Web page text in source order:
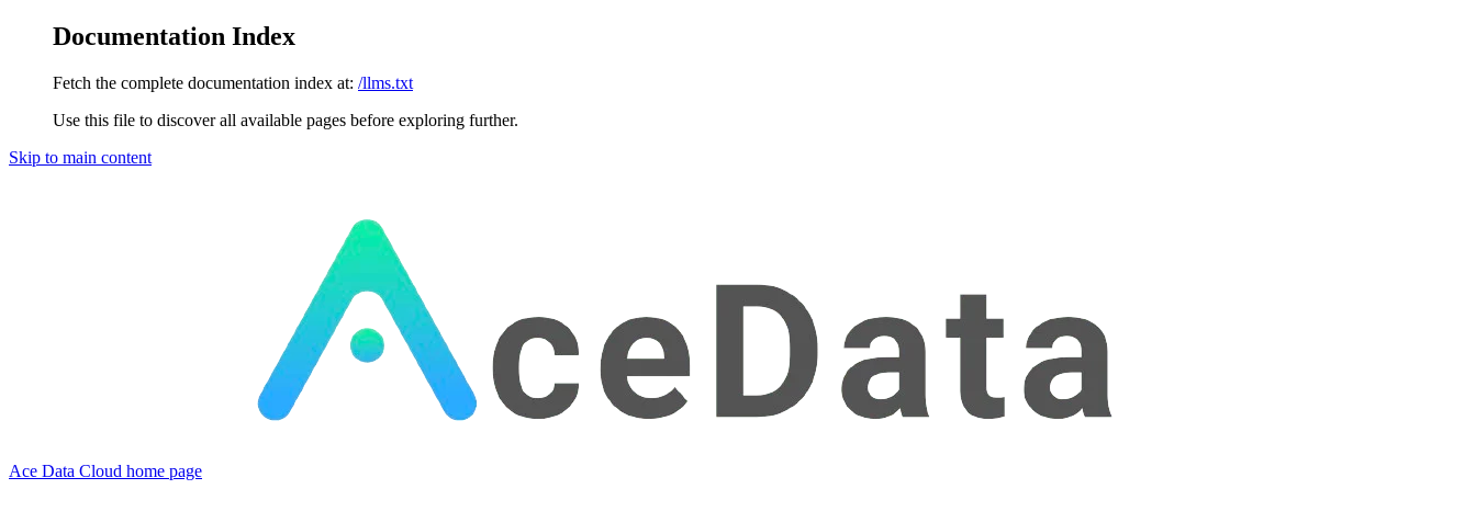
Documentation Index
Fetch the complete documentation index at: /llms.txt
Use this file to discover all available pages before exploring further.
Skip to main content
Ace Data Cloud home page